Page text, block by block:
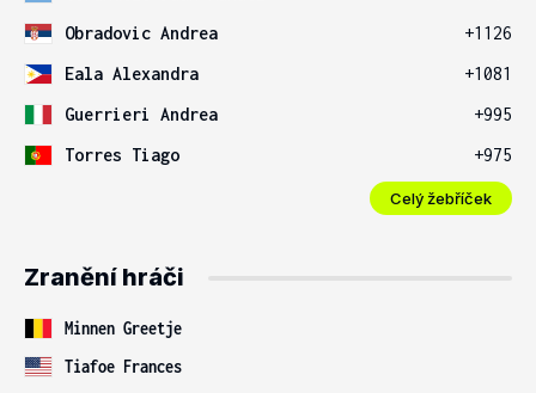
Obradovic Andrea
+1126
Eala Alexandra
+1081
Guerrieri Andrea
+995
Torres Tiago
+975
Celý žebříček
Zranění hráči
Minnen Greetje
Tiafoe Frances